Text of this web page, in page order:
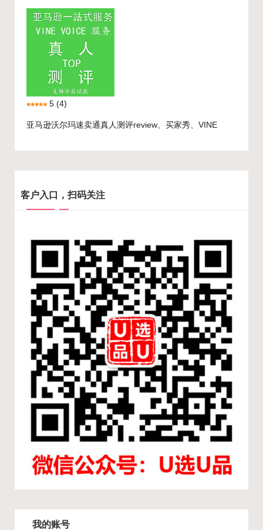
5 (4)
亚马逊沃尔玛速卖通真人测评review、买家秀、VINE
客户入口，扫码关注
我的账号